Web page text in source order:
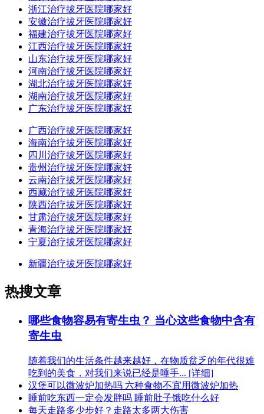
浙江治疗拔牙医院哪家好
安徽治疗拔牙医院哪家好
福建治疗拔牙医院哪家好
江西治疗拔牙医院哪家好
山东治疗拔牙医院哪家好
河南治疗拔牙医院哪家好
湖北治疗拔牙医院哪家好
湖南治疗拔牙医院哪家好
广东治疗拔牙医院哪家好
广西治疗拔牙医院哪家好
海南治疗拔牙医院哪家好
四川治疗拔牙医院哪家好
贵州治疗拔牙医院哪家好
云南治疗拔牙医院哪家好
西藏治疗拔牙医院哪家好
陕西治疗拔牙医院哪家好
甘肃治疗拔牙医院哪家好
青海治疗拔牙医院哪家好
宁夏治疗拔牙医院哪家好
新疆治疗拔牙医院哪家好
热搜文章
哪些食物容易有寄生虫？ 当心这些食物中含有
寄生虫
随着我们的生活条件越来越好，在物质贫乏的年代很难
吃到的美食，对我们来说已经是唾手... [详细]
汉堡可以微波炉加热吗 六种食物不宜用微波炉加热
睡前吃东西一定会发胖吗 睡前肚子饿吃什么好
每天走路多少步好？走路太多两大伤害